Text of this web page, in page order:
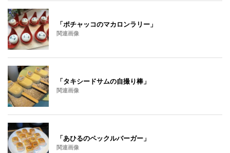
「ポチャッコのマカロンラリー」
関連画像
「タキシードサムの自撮り棒」
関連画像
「あひるのペックルバーガー」
関連画像